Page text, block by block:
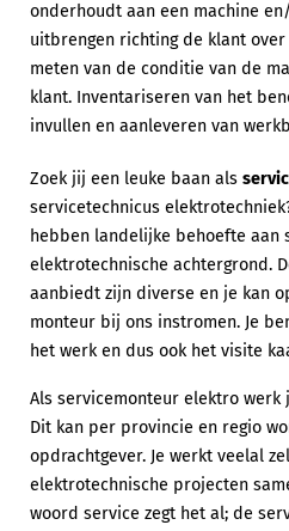
onderhoudt aan een machine
uitbrengen richting de klant
meten van de conditie van de
klant. Inventariseren van het
invullen en aanleveren van
Zoek jij een leuke baan als
servicetechnicus
hebben landelijke behoefte aan
elektrotechnische achtergrond.
aanbiedt zijn diverse en je kan
monteur bij ons instromen. Je
het werk en dus ook het visite
Als servicemonteur elektro werk
Dit kan per provincie en regio
opdrachtgever. Je werkt veelal
elektrotechnische projecten
woord service zegt het al; de